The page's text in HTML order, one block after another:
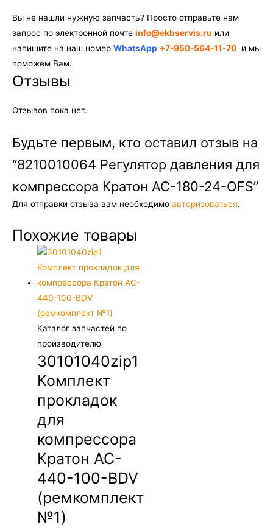
Вы не нашли нужную запчасть? Просто отправьте нам
запрос по электронной почте info@ekbservis.ru или
напишите на наш номер WhatsApp +7-950-564-11-70 и мы
поможем Вам.
Отзывы
Отзывов пока нет.
Будьте первым, кто оставил отзыв на
“8210010064 Регулятор давления для
компрессора Кратон AC-180-24-OFS”
Для отправки отзыва вам необходимо авторизоваться.
Похожие товары
Каталог запчастей по
производителю
30101040zip1
Комплект
прокладок
для
компрессора
Кратон AC-
440-100-BDV
(ремкомплект
№1)